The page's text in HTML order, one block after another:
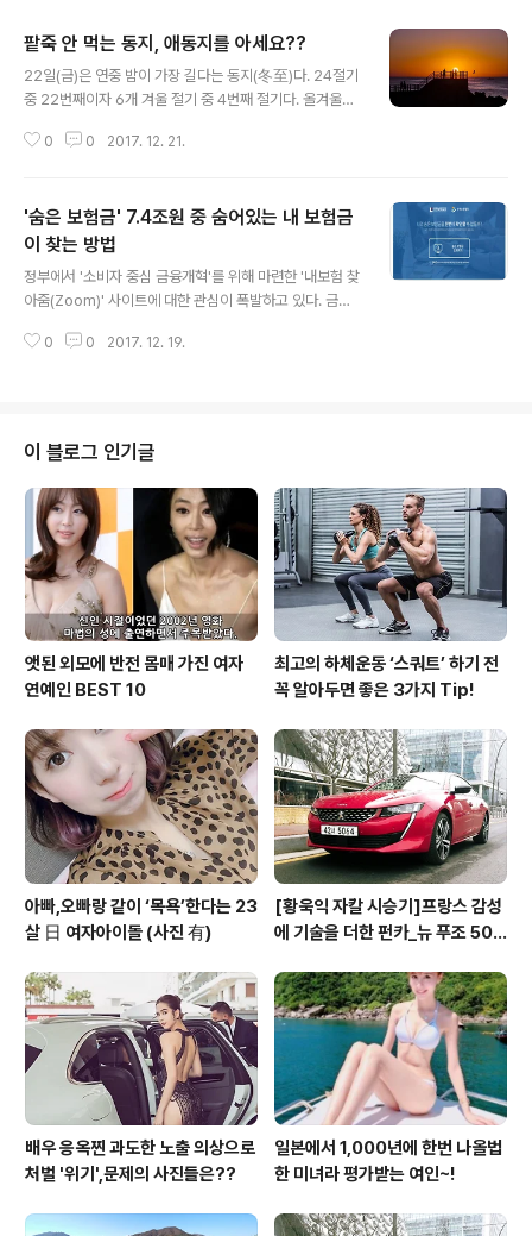
팥죽 안 먹는 동지, 애동지를 아세요??
22일(금)은 연중 밤이 가장 길다는 동지(冬至)다. 24절기
중 22번째이자 6개 겨울 절기 중 4번째 절기다. 올겨울은
치르게 했다. 하지만 한겨울은 대개 동지(12월 22일) 무렵
통을 넘겨준다. 동지는 24절기 중 우리에게 가장 친숙한
절기다. 예부터 팥죽을 끓여 먹는 세시풍속이 함께 전해져
서 그런지 왠지 명절 같은 설렘을 느끼게 해준다. 지금도 동
지는 대개 다음 세 가지 의미를 갖고 우리를 찾아온다. ▷연
중 밤이 가장 긴 날 ▷동지 팥죽을 먹는 날 ▷한겨울이 시작
하는 때 등이다. 한국천문연구원에 따르면 이번 동짓날 서..
0 0 2017. 12. 21.
'숨은 보험금' 7.4조원 중 숨어있는 내 보험금
이 찾는 방법
정부에서 '소비자 중심 금융개혁'를 위해 마련한 '내보험 찾
아줌(Zoom)' 사이트에 대한 관심이 폭발하고 있다. 금융
00만건) 수준에 달하며 보험이 만기가 길고, 이자제공 방
안내하고 있으나, 장기간 계약기간 동안 주소이전 등으로
안내가 제대로 전달되지 못하는 사례와 더불어 보험금을
찾아가지 않으면 무조건 계속 높은 금리가 제공되는 것으
로 오해하는 사례도 발생해다.이에 금융위에서는 숨은보험
금을 한번에 확이하는 통합조회시스템 '내보험 찾아줌'을
오픈했다. 내보험 찾아줌 사이트 - ..
0 0 2017. 12. 19.
이 블로그 인기글
앳된 외모에 반전 몸매 가진 여자
연예인 BEST 10
최고의 하체운동 ‘스쿼트’ 하기 전
꼭 알아두면 좋은 3가지 Tip!
아빠,오빠랑 같이 ‘목욕’한다는 23
살 日 여자아이돌 (사진 有)
[황욱익 자칼 시승기]프랑스 감성
에 기술을 더한 펀카_뉴 푸조 508
배우 응옥찐 과도한 노출 의상으로
처벌 '위기',문제의 사진들은??
일본에서 1,000년에 한번 나올법
한 미녀라 평가받는 여인~!